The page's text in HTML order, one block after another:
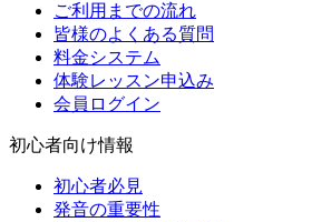
ご利用までの流れ
皆様のよくある質問
料金システム
体験レッスン申込み
会員ログイン
初心者向け情報
初心者必見
発音の重要性